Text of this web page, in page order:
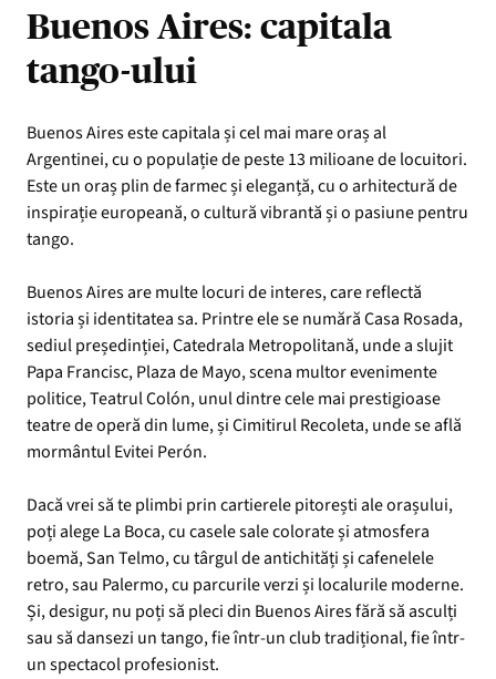
Buenos Aires: capitala
tango-ului
Buenos Aires este capitala și cel mai mare oraș al
Argentinei, cu o populație de peste 13 milioane de locuitori.
Este un oraș plin de farmec și eleganță, cu o arhitectură de
inspirație europeană, o cultură vibrantă și o pasiune pentru
tango.
Buenos Aires are multe locuri de interes, care reflectă
istoria și identitatea sa. Printre ele se numără Casa Rosada,
sediul președinției, Catedrala Metropolitană, unde a slujit
Papa Francisc, Plaza de Mayo, scena multor evenimente
politice, Teatrul Colón, unul dintre cele mai prestigioase
teatre de operă din lume, și Cimitirul Recoleta, unde se află
mormântul Evitei Perón.
Dacă vrei să te plimbi prin cartierele pitorești ale orașului,
poți alege La Boca, cu casele sale colorate și atmosfera
boemă, San Telmo, cu târgul de antichități și cafenelele
retro, sau Palermo, cu parcurile verzi și localurile moderne.
Și, desigur, nu poți să pleci din Buenos Aires fără să asculți
sau să dansezi un tango, fie într-un club tradițional, fie într-
un spectacol profesionist.